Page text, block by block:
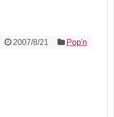
2007/8/21 Pop'n